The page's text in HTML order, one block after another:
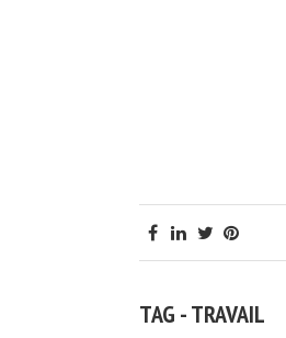
TAG - TRAVAIL